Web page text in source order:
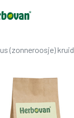
(zonneroosje) kruid